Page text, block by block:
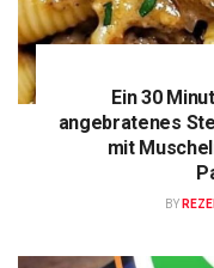
Ein 30
angebratenes
mit
BY